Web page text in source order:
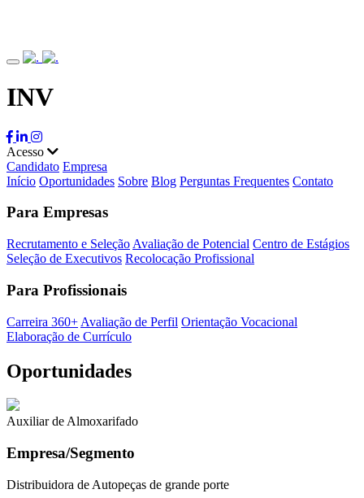
INV
Acesso
Candidato Empresa
Início Oportunidades Sobre Blog Perguntas Frequentes Contato
Para Empresas
Recrutamento e Seleção Avaliação de Potencial Centro de Estágios
Seleção de Executivos Recolocação Profissional
Para Profissionais
Carreira 360+ Avaliação de Perfil Orientação Vocacional
Elaboração de Currículo
Oportunidades
Auxiliar de Almoxarifado
Empresa/Segmento
Distribuidora de Autopeças de grande porte